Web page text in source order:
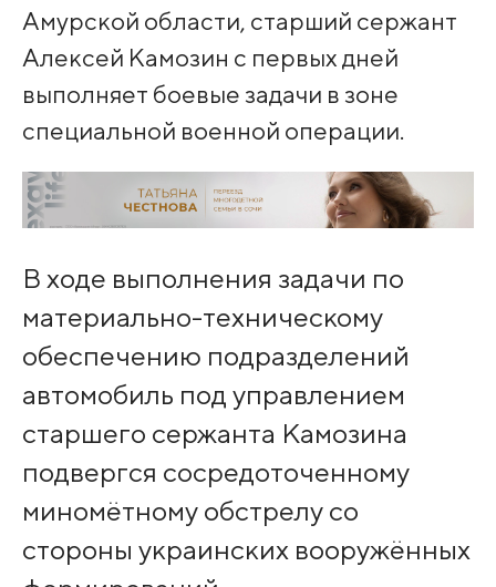
Амурской области, старший сержант
Алексей Камозин с первых дней
выполняет боевые задачи в зоне
специальной военной операции.
В ходе выполнения задачи по
материально-техническому
обеспечению подразделений
автомобиль под управлением
старшего сержанта Камозина
подвергся сосредоточенному
миномётному обстрелу со
стороны украинских вооружённых